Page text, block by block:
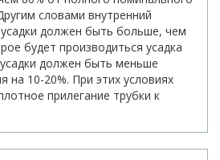
словами внутренний
должен быть больше, чем
будет производиться усадка
должен быть меньше
на 10-20%. При этих условиях
прилегание трубки к